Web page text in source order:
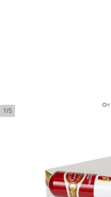
1/5
イド チャーチ
リングゲージ:55 長さ: